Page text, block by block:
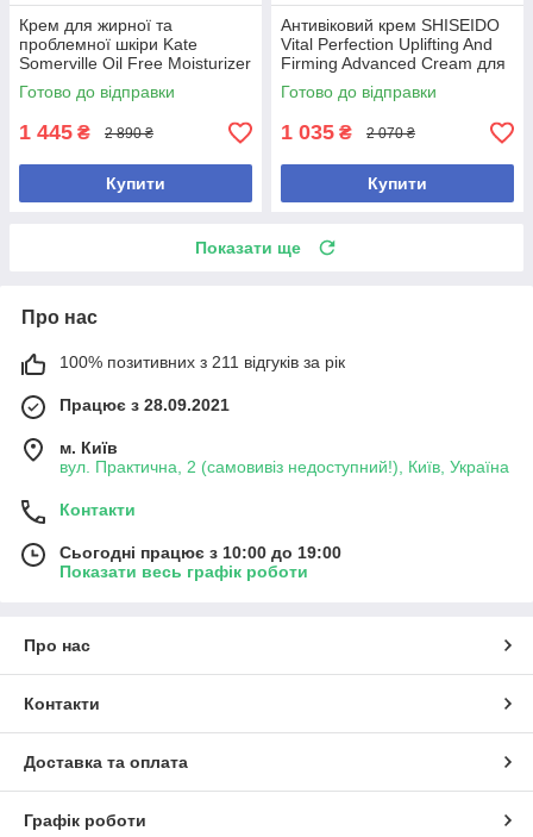
Крем для жирної та
проблемної шкіри Kate
Somerville Oil Free Moisturizer
50 ml
Готово до відправки
1 445 ₴ 2 890 ₴
Купити
Антивіковий крем SHISEIDO
Vital Perfection Uplifting And
Firming Advanced Cream для
пружності та сяйва шкіри, 15
мл
Готово до відправки
1 035 ₴ 2 070 ₴
Купити
Показати ще
Про нас
100% позитивних з 211 відгуків за рік
Працює з 28.09.2021
м. Київ
вул. Практична, 2 (самовивіз недоступний!), Київ, Україна
Контакти
Сьогодні працює з 10:00 до 19:00
Показати весь графік роботи
Про нас
Контакти
Доставка та оплата
Графік роботи